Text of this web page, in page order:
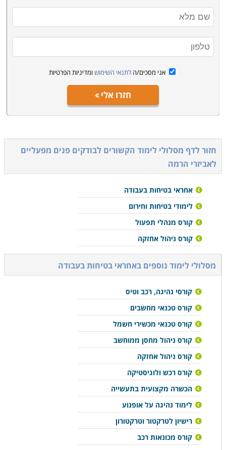
אני מסכים/ה לתנאי השימוש ומדיניות הפרטיות
חזרו אלי
חזור לדף מסלולי לימוד הקשורים לבודקים פנים מפעליים
לאביזרי הרמה
אחראי בטיחות בעבודה
לימודי בטיחות וחירום
קורס מנהלי תפעול
קורס ניהול אחזקה
מסלולי לימוד נוספים באחראי בטיחות בעבודה
קורסי נהיגה, רכב וטיס
קורס טכנאי מחשבים
קורס טכנאי מכשירי חשמל
קורס ניהול מחסן ממוחשב
קורס ניהול אחזקה
קורס רכש ולוגיסטיקה
הכשרה מקצועית בתעשייה
לימוד נהיגה על אופנוע
רישיון לטרקטור וטרקטורון
קורס מכונאות רכב